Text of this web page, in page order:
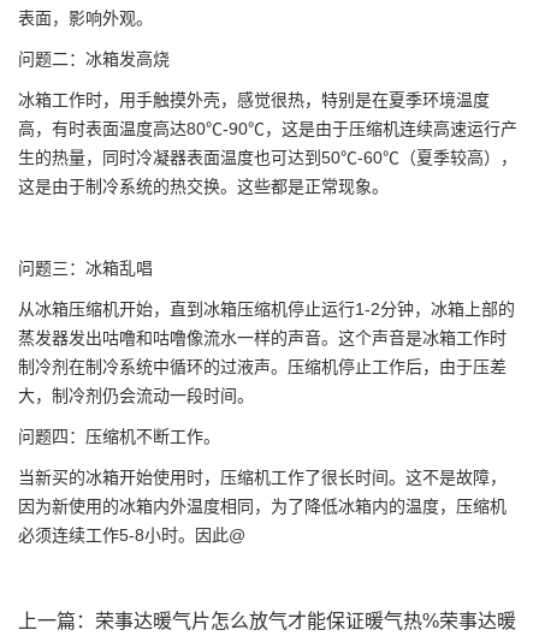
表面，影响外观。
问题二：冰箱发高烧
冰箱工作时，用手触摸外壳，感觉很热，特别是在夏季环境温度
高，有时表面温度高达80℃-90℃，这是由于压缩机连续高速运行产
生的热量，同时冷凝器表面温度也可达到50℃-60℃（夏季较高），
这是由于制冷系统的热交换。这些都是正常现象。
问题三：冰箱乱唱
从冰箱压缩机开始，直到冰箱压缩机停止运行1-2分钟，冰箱上部的
蒸发器发出咕噜和咕噜像流水一样的声音。这个声音是冰箱工作时
制冷剂在制冷系统中循环的过液声。压缩机停止工作后，由于压差
大，制冷剂仍会流动一段时间。
问题四：压缩机不断工作。
当新买的冰箱开始使用时，压缩机工作了很长时间。这不是故障，
因为新使用的冰箱内外温度相同，为了降低冰箱内的温度，压缩机
必须连续工作5-8小时。因此@
上一篇： 荣事达暖气片怎么放气才能保证暖气热%荣事达暖